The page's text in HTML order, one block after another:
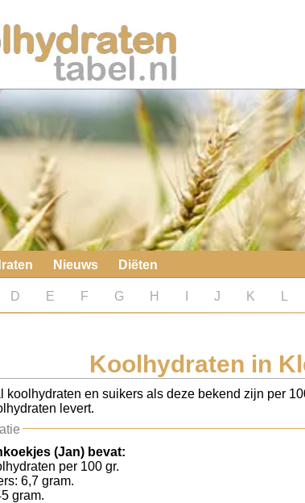
Nieuws Diëten
D E F G H J K
Koolhydraten in
koolhydraten en suikers als deze bekend zijn per
levert.
(Jan) bevat:
per 100 gr.
6,7 gram.
gram.